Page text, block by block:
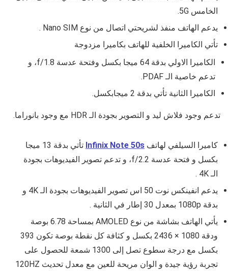
الخامس 5G.
يدعم الهاتف منفذ لشريحتي اتصال من نوع Nano SIM .
تأتي الكاميرا الخلفية للهاتف بكاميرا مزدوجة
الكاميرا الاولي بدقة 64 ميجا بكسل وفتحة عدسة
f/1.8، و
تدعم خاصية الـ PDAF.
الكاميرا الثانية تأتي بدقة 2 ميجابكسل.
تدعم وجود فلاش ليد و التصوير بجودة الـ HDR مع وجود بانوراما.
كاميرا السيلفي لهاتف Infinix Note 50s
تأتي بدقة 13 ميجا
بكسل و فتحة عدسة
f/2.2، و تدعم تصوير الفيديوهات بجودة
الـ 4K
.
يدعم
انفينكس نوت 50 اس تصوير الفيديوهات بجودة الـ 4K و
بدقة 1080p بمعدل 30 إطار في الثانية .
يأتي الهاتف بشاشة من نوع AMOLED بمساحة 6.78 بوصة
ودقة 1080 × 2436 بكسل و كثافة كل نقطة بوصة تكون 393
بكسل مع درجة سطوع تصل إلى 1300 شمعة للحصول على
تجربة رؤية جيدة و الوان مريحة للعين مع معدل تحديث 120HZ